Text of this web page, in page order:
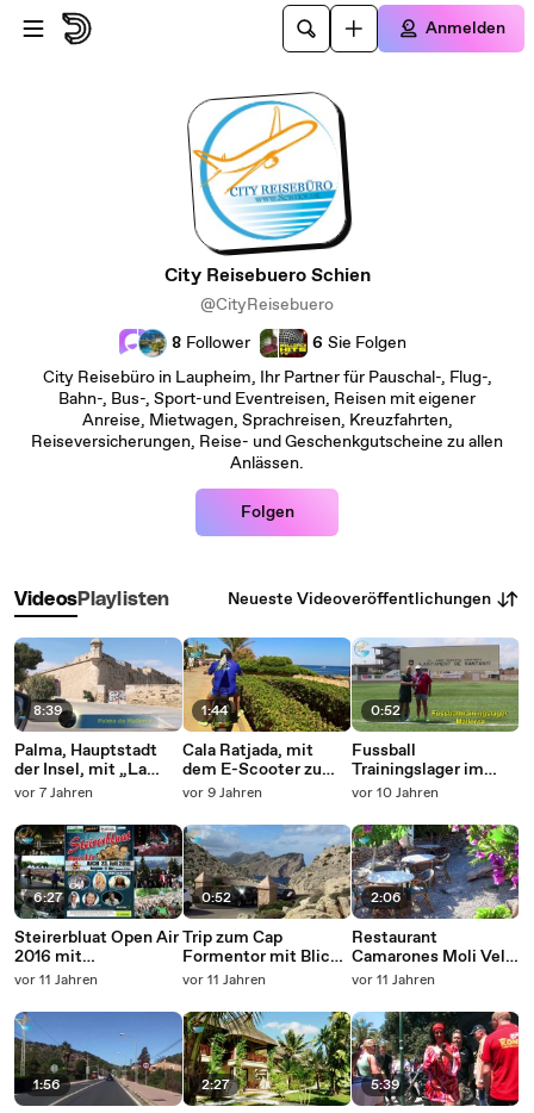
Zum Hauptinhalt springen
Anmelden
City Reisebuero Schien
@CityReisebuero
8 Follower 6 Sie Folgen
City Reisebüro in Laupheim, Ihr Partner für Pauschal-, Flug-,
Bahn-, Bus-, Sport-und Eventreisen, Reisen mit eigener
Anreise, Mietwagen, Sprachreisen, Kreuzfahrten,
Reiseversicherungen, Reise- und Geschenkgutscheine zu allen
Anlässen.
Folgen
VideosPlaylisten Neueste Videoveröffentlichungen
8:39
Palma, Hauptstadt
der Insel, mit „La
Seu“.
vor 7 Jahren
6:27
Steirerbluat Open Air
2016 mit
Fanwochenende in
Österreich
vor 11 Jahren
1:56
1:44
Cala Ratjada, mit
dem E-Scooter zu
Top Plätzen
vor 9 Jahren
0:52
Trip zum Cap
Formentor mit Blick
Menorca
vor 11 Jahren
2:27
0:52
Fussball
Trainingslager im
Stadion von Santanyi
vor 10 Jahren
2:06
Restaurant
Camarones Moli Vell
in Capdepera auf
vor 11 Jahren
5:39